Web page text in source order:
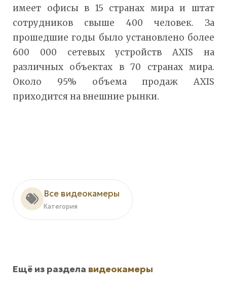
имеет офисы в 15 странах мира и штат
сотрудников свыше 400 человек. За
прошедшие годы было установлено более
600 000 сетевых устройств AXIS на
различных объектах в 70 странах мира.
Около 95% объема продаж AXIS
приходится на внешние рынки.
Все видеокамеры
Категория
Ещё из раздела видеокамеры